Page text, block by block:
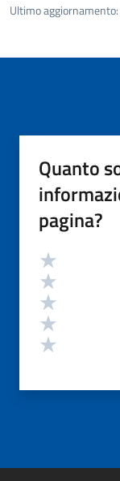
Ultimo aggiornamento:
Quanto
pagina?
Valutazione